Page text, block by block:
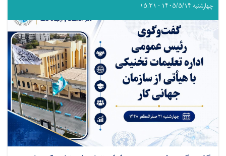
چهارشنبه ۱۴۰۵/۵/۱۴ - ۱۵:۳۱